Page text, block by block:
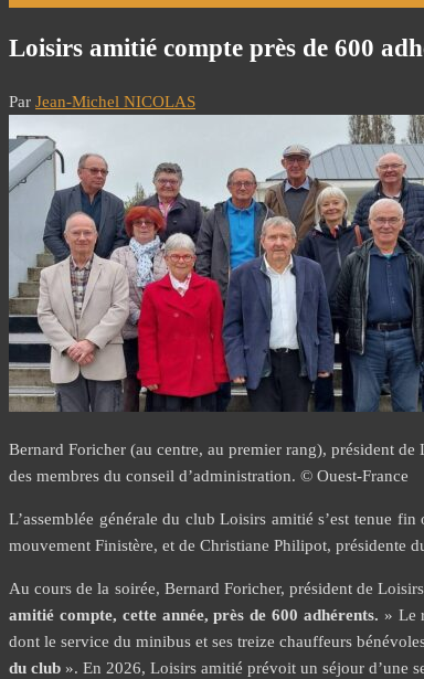
Loisirs amitié compte près de 600
Par Jean-Michel NICOLAS
Bernard Foricher (au centre, au premier rang), président de
des membres du conseil d’administration. © Ouest-France
L’assemblée générale du club Loisirs amitié s’est tenue
mouvement Finistère, et de Christiane Philipot, présidente
Au cours de la soirée, Bernard Foricher, président de
amitié compte, cette année, près de 600 adhérents. » Le
dont le service du minibus et ses treize chauffeurs
du club ». En 2026, Loisirs amitié prévoit un séjour d’une